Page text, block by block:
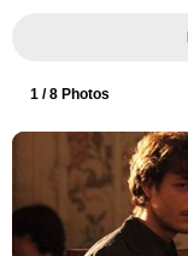
1 / 8 Photos